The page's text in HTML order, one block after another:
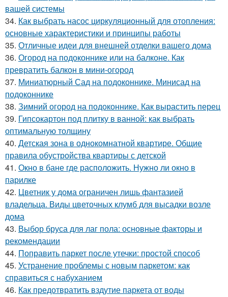
вашей системы
34. Как выбрать насос циркуляционный для отопления:
основные характеристики и принципы работы
35. Отличные идеи для внешней отделки вашего дома
36. Огород на подоконнике или на балконе. Как
превратить балкон в мини-огород
37. Миниатюрный Сад на подоконнике. Минисад на
подоконнике
38. Зимний огород на подоконнике. Как вырастить перец
39. Гипсокартон под плитку в ванной: как выбрать
оптимальную толщину
40. Детская зона в однокомнатной квартире. Общие
правила обустройства квартиры с детской
41. Окно в бане где расположить. Нужно ли окно в
парилке
42. Цветник у дома ограничен лишь фантазией
владельца. Виды цветочных клумб для высадки возле
дома
43. Выбор бруса для лаг пола: основные факторы и
рекомендации
44. Поправить паркет после утечки: простой способ
45. Устранение проблемы с новым паркетом: как
справиться с набуханием
46. Как предотвратить вздутие паркета от воды